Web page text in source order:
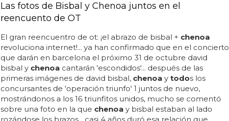
Las fotos de Bisbal y Chenoa juntos en el
reencuento de OT
El gran reencuentro de ot: ¡el abrazo de bisbal + chenoa
revoluciona internet!... ya han confirmado que en el concierto
que darán en barcelona el próximo 31 de octubre david
bisbal y chenoa cantarán 'escondidos'... después de las
primeras imágenes de david bisbal, chenoa y todos los
concursantes de 'operación triunfo' 1 juntos de nuevo,
mostrándonos a los 16 triunfitos unidos, mucho se comentó
sobre una foto en la que chenoa y bisbal estaban al lado